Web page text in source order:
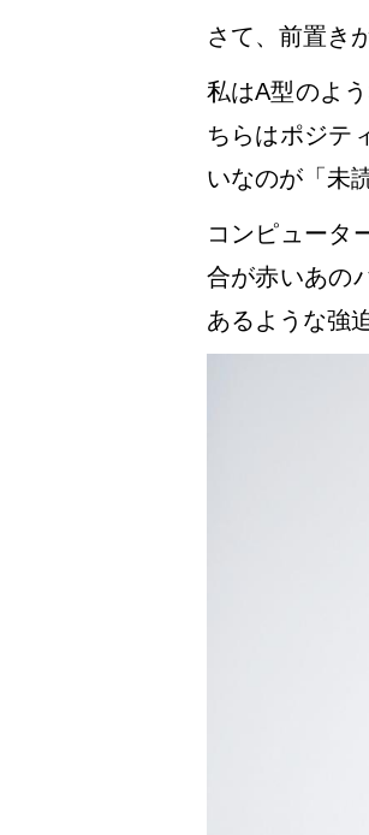
さて、前置き
私はA型のよ
ちらはポジテ
いなのが「未
コンピュータ
合が赤いあの
あるような強